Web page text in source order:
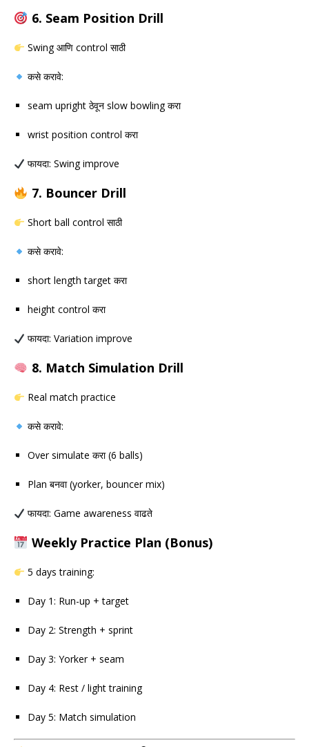
6. Seam Position Drill
Swing आणि control साठी
कसे करावे:
seam upright ठेवून slow bowling करा
wrist position control करा
फायदा: Swing improve
7. Bouncer Drill
Short ball control साठी
कसे करावे:
short length target करा
height control करा
फायदा: Variation improve
8. Match Simulation Drill
Real match practice
कसे करावे:
Over simulate करा (6 balls)
Plan बनवा (yorker, bouncer mix)
फायदा: Game awareness वाढते
Weekly Practice Plan (Bonus)
5 days training:
Day 1: Run-up + target
Day 2: Strength + sprint
Day 3: Yorker + seam
Day 4: Rest / light training
Day 5: Match simulation